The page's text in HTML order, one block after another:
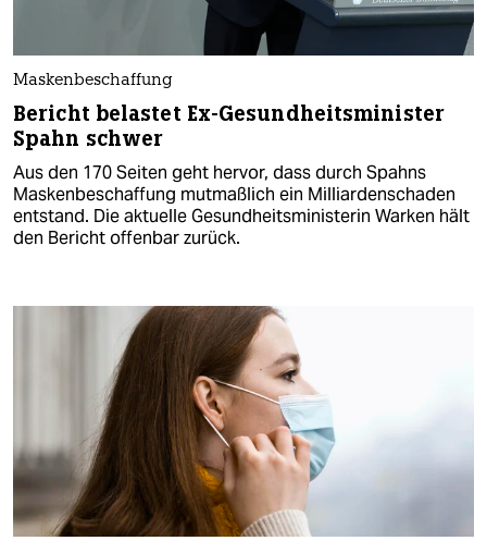
Maskenbeschaffung
Bericht belastet Ex-Gesundheitsminister
Spahn schwer
Aus den 170 Seiten geht hervor, dass durch Spahns
Maskenbeschaffung mutmaßlich ein Milliardenschaden
entstand. Die aktuelle Gesundheitsministerin Warken hält
den Bericht offenbar zurück.